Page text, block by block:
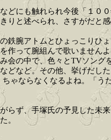
どにも触れられ今後「１０
りと述べられ、さすがだと
鉄腕アトムとひょっこりひ
作って腕組んで歌いませんよ
会の中で、色々とTVソン
どなど。その他、挙げだ
ゃならなくなるよね。「う
らず、手塚氏の予見した未
。